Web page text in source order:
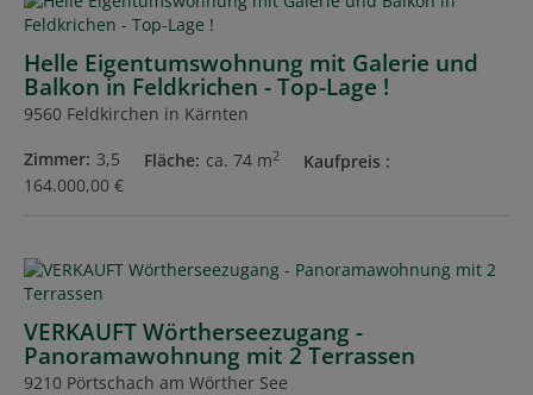
Helle Eigentumswohnung mit Galerie und
Balkon in Feldkrichen - Top-Lage !
9560 Feldkirchen in Kärnten
Zimmer 3,5 Fläche ca. 74 m2
Kaufpreis
164.000,00 €
VERKAUFT Wörtherseezugang -
Panoramawohnung mit 2 Terrassen
9210 Pörtschach am Wörther See